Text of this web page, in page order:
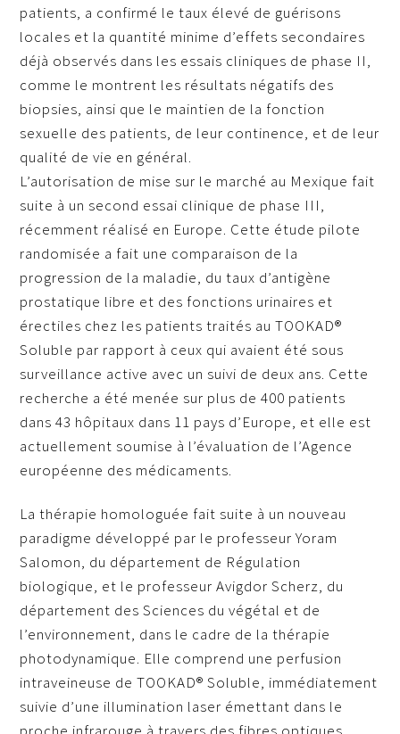
patients, a confirmé le taux élevé de guérisons
locales et la quantité minime d’effets secondaires
déjà observés dans les essais cliniques de phase II,
comme le montrent les résultats négatifs des
biopsies, ainsi que le maintien de la fonction
sexuelle des patients, de leur continence, et de leur
qualité de vie en général.
L’autorisation de mise sur le marché au Mexique fait
suite à un second essai clinique de phase III,
récemment réalisé en Europe. Cette étude pilote
randomisée a fait une comparaison de la
progression de la maladie, du taux d’antigène
prostatique libre et des fonctions urinaires et
érectiles chez les patients traités au TOOKAD®
Soluble par rapport à ceux qui avaient été sous
surveillance active avec un suivi de deux ans. Cette
recherche a été menée sur plus de 400 patients
dans 43 hôpitaux dans 11 pays d’Europe, et elle est
actuellement soumise à l’évaluation de l’Agence
européenne des médicaments.
La thérapie homologuée fait suite à un nouveau
paradigme développé par le professeur Yoram
Salomon, du département de Régulation
biologique, et le professeur Avigdor Scherz, du
département des Sciences du végétal et de
l’environnement, dans le cadre de la thérapie
photodynamique. Elle comprend une perfusion
intraveineuse de TOOKAD® Soluble, immédiatement
suivie d’une illumination laser émettant dans le